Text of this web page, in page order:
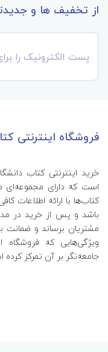
از تخفیف ها و
فروشگاه اینترنتی
خرید اینترنتی کتاب‌
است که دارای مجموعه‌ای
کتاب‌ها با ارائه اطلاعات
باشد و پس از خرید در
مشتریان برساند و ضمانت
ویژگی‌هایی که فروشگاه
جامعه‌نگر بر آن تمرکز